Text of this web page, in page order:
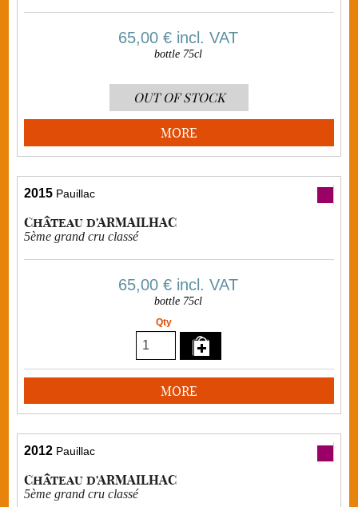
65,00 € incl. VAT
bottle 75cl
OUT OF STOCK
MORE
2015 Pauillac
Château d'ARMAILHAC
5ème grand cru classé
65,00 € incl. VAT
bottle 75cl
Qty
MORE
2012 Pauillac
Château d'ARMAILHAC
5ème grand cru classé